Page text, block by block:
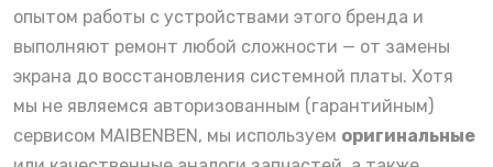
опытом работы с устройствами этого бренда и
выполняют ремонт любой сложности — от замены
экрана до восстановления системной платы. Хотя
мы не являемся авторизованным (гарантийным)
сервисом MAIBENBEN, мы используем оригинальные